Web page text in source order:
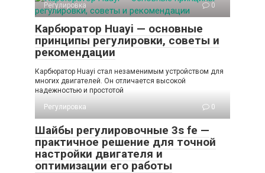
Регулировка 0
Карбюратор Huayi — основные
принципы регулировки, советы и
рекомендации
Карбюратор Huayi стал незаменимым устройством для
многих двигателей. Он отличается высокой
надежностью и простотой
Регулировка
0
Шайбы регулировочные 3s fe —
практичное решение для точной
настройки двигателя и
оптимизации его работы